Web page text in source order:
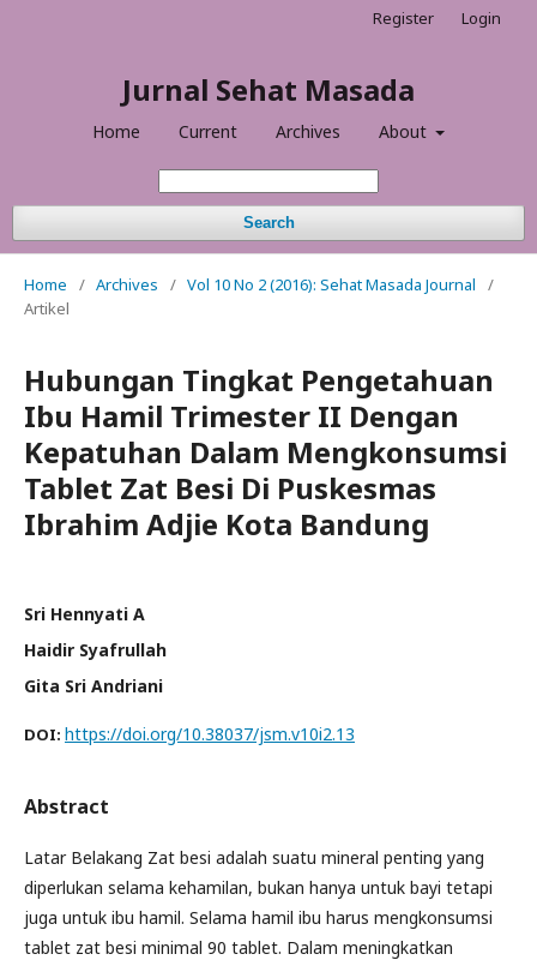
Jurnal Sehat Masada
Home Current Archives About
Search
Register Login
Home / Archives / Vol 10 No 2 (2016): Sehat Masada Journal
/
Artikel
Hubungan Tingkat Pengetahuan
Ibu Hamil Trimester II Dengan
Kepatuhan Dalam Mengkonsumsi
Tablet Zat Besi Di Puskesmas
Ibrahim Adjie Kota Bandung
Sri Hennyati A
Haidir Syafrullah
Gita Sri Andriani
DOI: https://doi.org/10.38037/jsm.v10i2.13
Abstract
Latar Belakang Zat besi adalah suatu mineral penting yang
diperlukan selama kehamilan, bukan hanya untuk bayi tetapi
juga untuk ibu hamil. Selama hamil ibu harus mengkonsumsi
tablet zat besi minimal 90 tablet. Dalam meningkatkan